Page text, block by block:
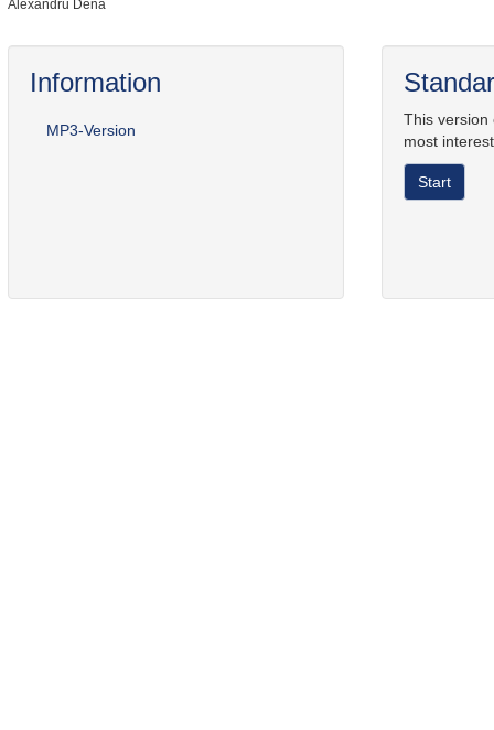
Alexandru Dena
Information
MP3-Version
This version
most
Start